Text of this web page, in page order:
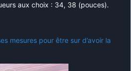
aux choix : 34, 38 (pouces).
mesures pour être sur d’avoir la